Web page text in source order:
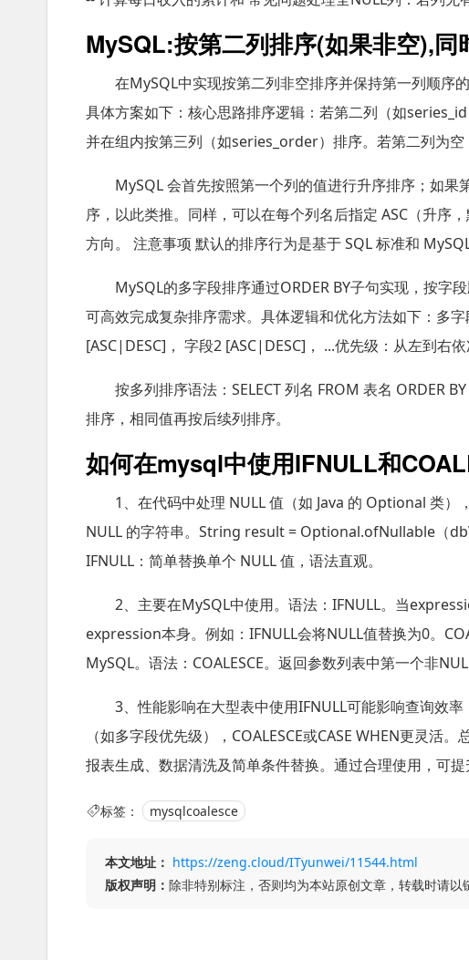
MySQL:按第二列排序(如果非空),同
在MySQL中实现按第二列非空排序并保持第一列顺序
具体方案如下：核心思路排序逻辑：若第二列（如
并在组内按第三列（如series_order）排序。若第二列为空
MySQL 会首先按照第一个列的值进行升序排序；如
序，以此类推。同样，可以在每个列名后指定 ASC（升序
方向。 注意事项 默认的排序行为是基于 SQL 标准和
MySQL的多字段排序通过ORDER BY子句实现，按字
可高效完成复杂排序需求。具体逻辑和优化方法如下：多
[ASC|DESC]， 字段2 [ASC|DESC]， ...优先级：从左到右依
按多列排序语法：SELECT 列名 FROM 表名 ORDER
排序，相同值再按后续列排序。
如何在mysql中使用IFNULL和
1、在代码中处理 NULL 值（如 Java 的 Optional 类）
NULL 的字符串。String result = Optional.ofNullable（
IFNULL：简单替换单个 NULL 值，语法直观。
2、主要在MySQL中使用。语法：IFNULL。当
expression本身。例如：IFNULL会将NULL值替换为0。
MySQL。语法：COALESCE。返回参数列表中第一个非
3、性能影响在大型表中使用IFNULL可能影响查询效
（如多字段优先级），COALESCE或CASE WHEN更灵活
报表生成、数据清洗及简单条件替换。通过合理使用，可提
标签： mysqlcoalesce
本文地址： https://zeng.cloud/ITyunwei/11544.html
版权声明： 除非特别标注，否则均为本站原创文章，转载时请以